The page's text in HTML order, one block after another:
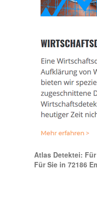
Atlas Detektei:
Für Sie in 72186